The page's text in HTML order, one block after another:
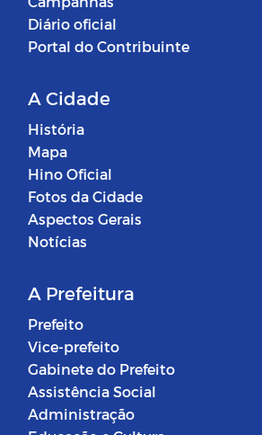
Diário oficial
Portal do Contribuinte
A Cidade
História
Mapa
Hino Oficial
Fotos da Cidade
Aspectos Gerais
Notícias
A Prefeitura
Prefeito
Vice-prefeito
Gabinete do Prefeito
Assistência Social
Administração